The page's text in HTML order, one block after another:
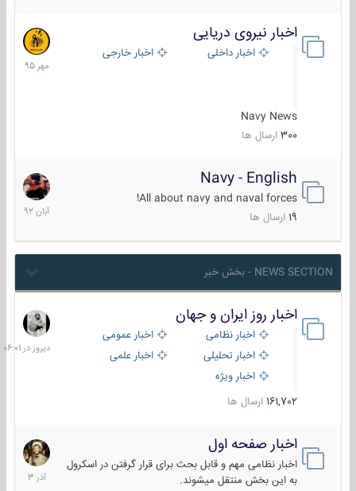
اخبار نیروی دریایی
اخبار داخلی اخبار خارجی
Navy News
300 ارسال ها
27
مهر
1395
Navy - English
All about navy and naval forces!
ارسال ها
22
آبان
1392
NEWS SECTION - بخش خبر
اخبار روز ایران و جهان
اخبار نظامی
اخبار عمومی
اخبار تحلیلی
اخبار علمی
اخبار ویژه
161,702 ارسال ها
دیروز
در
06:01
اخبار صفحه اول
اخبار نظامی مهم و قابل بحث برای قرار گرفتن در اسکرول
به این بخش منتقل میشوند.
7
آذر
1403